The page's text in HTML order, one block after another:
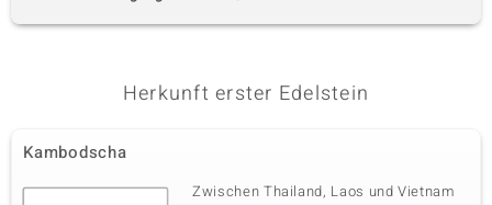
Herkunft erster Edelstein
Kambodscha
Zwischen Thailand, Laos und Vietnam